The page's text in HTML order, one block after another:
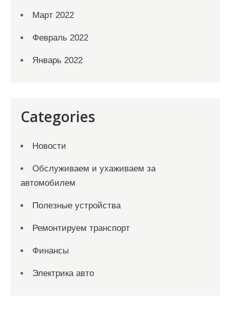
Март 2022
Февраль 2022
Январь 2022
Categories
Новости
Обслуживаем и ухаживаем за
автомобилем
Полезные устройства
Ремонтируем транспорт
Финансы
Электрика авто